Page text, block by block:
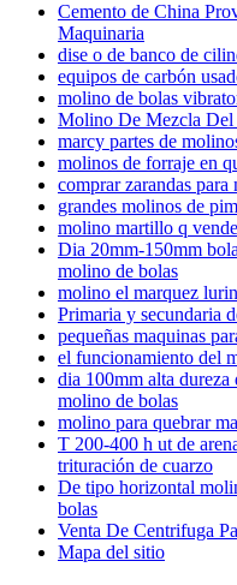
Cemento de China
Maquinaria
dise o de banco de
equipos de carbón
molino de bolas
Molino De Mezcla
marcy partes de
molinos de forraje en
comprar zarandas para
grandes molinos de
molino martillo q
Dia 20mm-150mm
molino de bolas
molino el marquez lurin
Primaria y secundaria
pequeñas maquinas
el funcionamiento del
dia 100mm alta
molino de bolas
molino para quebrar
T 200-400 h ut de
trituración de cuarzo
De tipo horizontal
bolas
Venta De Centrifuga
Mapa del sitio